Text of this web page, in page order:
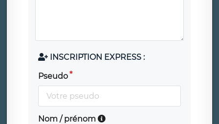
INSCRIPTION EXPRESS :
Pseudo
Nom / prénom